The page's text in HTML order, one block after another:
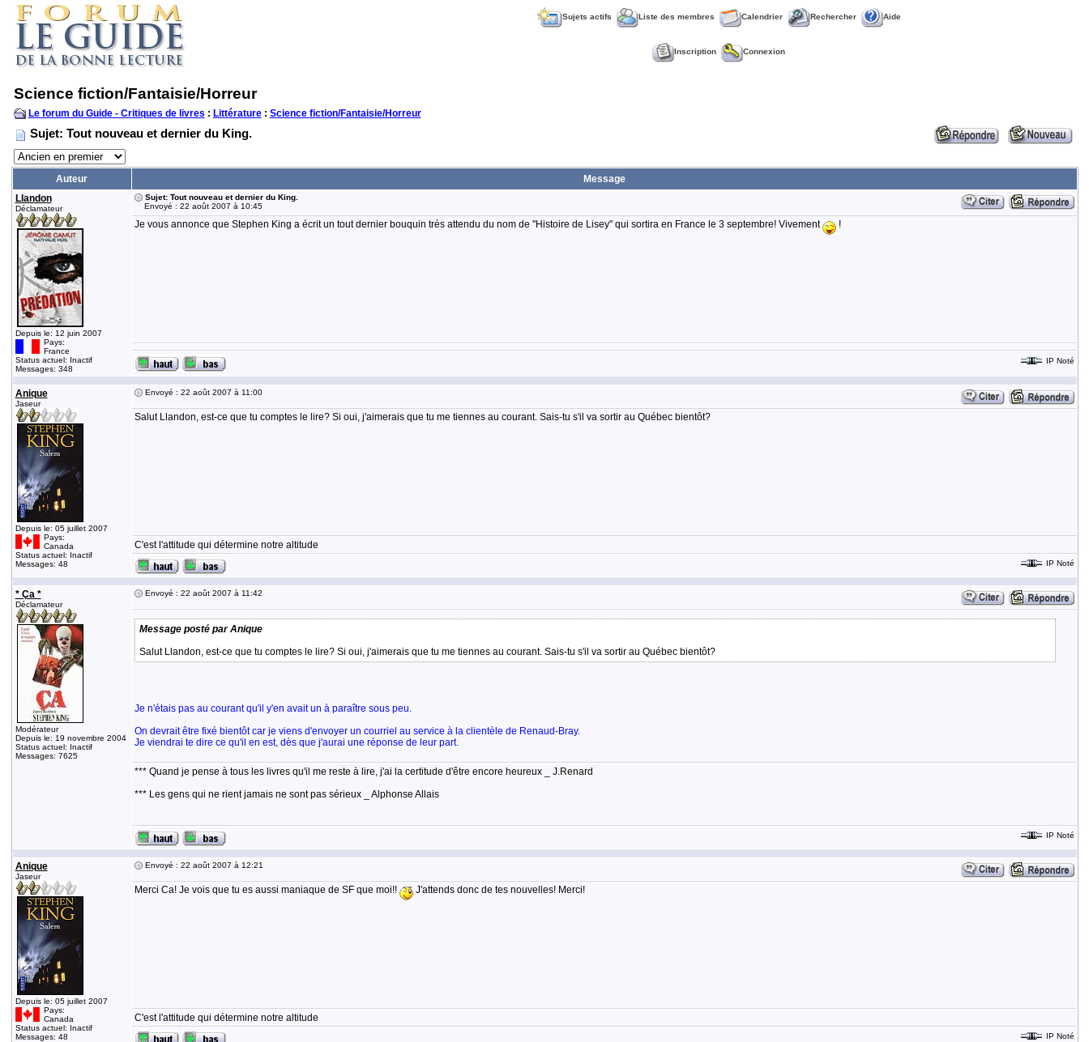
Sujets actifs Liste des membres Calendrier Rechercher Aide
Inscription Connexion
Science fiction/Fantaisie/Horreur
Le forum du Guide - Critiques de livres : Littérature: Science fiction/Fantaisie/Horreur
Sujet: Tout nouveau et dernier du King.
Auteur
Message
Llandon
Déclamateur
Depuis le: 12 juin 2007
Pays:
France
Status actuel: Inactif
Messages: 348
Sujet: Tout nouveau et dernier du King.
Envoyé : 22 août 2007 à 10:45
Je vous annonce que Stephen King a écrit un tout dernier bouquin très attendu du nom de "Histoire de Lisey" qui sortira en France le 3 septembre! Vivement !
IP Noté
Anique
Jaseur
Depuis le: 05 juillet 2007
Pays:
Canada
Status actuel: Inactif
Messages: 48
Envoyé : 22 août 2007 à 11:00
Salut Llandon, est-ce que tu comptes le lire? Si oui, j'aimerais que tu me tiennes au courant. Sais-tu s'il va sortir au Québec bientôt?
C'est l'attitude qui détermine notre altitude
IP Noté
* Ça *
Déclamateur
Modérateur
Depuis le: 19 novembre 2004
Status actuel: Inactif
Messages: 7625
Envoyé : 22 août 2007 à 11:42
Message posté par Anique
Salut Llandon, est-ce que tu comptes le lire? Si oui, j'aimerais que tu me tiennes au courant. Sais-tu s'il va sortir au Québec bientôt?
Je n'étais pas au courant qu'il y'en avait un à paraître sous peu.
On devrait être fixé bientôt car je viens d'envoyer un courriel au service à la clientèle de Renaud-Bray.
Je viendrai te dire ce qu'il en est, dès que j'aurai une réponse de leur part.
*** Quand je pense à tous les livres qu'il me reste à lire, j'ai la certitude d'être encore heureux _ J.Renard
*** Les gens qui ne rient jamais ne sont pas sérieux _ Alphonse Allais
IP Noté
Anique
Jaseur
Depuis le: 05 juillet 2007
Pays:
Canada
Status actuel: Inactif
Messages: 48
Envoyé : 22 août 2007 à 12:21
Merci Ca! Je vois que tu es aussi maniaque de SF que moi!! J'attends donc de tes nouvelles! Merci!
C'est l'attitude qui détermine notre altitude
IP Noté